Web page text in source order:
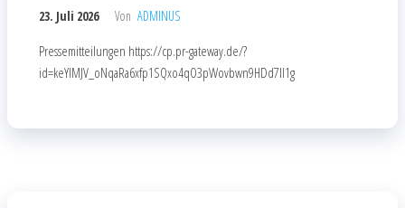
23. Juli 2026 Von ADMINUS
Pressemitteilungen https://cp.pr-gateway.de/?
id=keYlMJV_oNqaRa6xfp1SQxo4qO3pWovbwn9HDd7Il1g